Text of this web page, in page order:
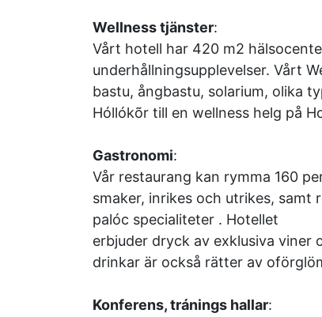
Wellness tjänster:
Vårt hotell har 420 m2
underhållningsupplevelser. Vårt
bastu, ångbastu, solarium, olika
Hóllókõr till en wellness helg på
Gastronomi:
Vår restaurang kan rymma 160
smaker, inrikes och utrikes,
palóc specialiteter . Hotellet
erbjuder dryck av exklusiva
drinkar är också rätter av
Konferens, tránings hallar: